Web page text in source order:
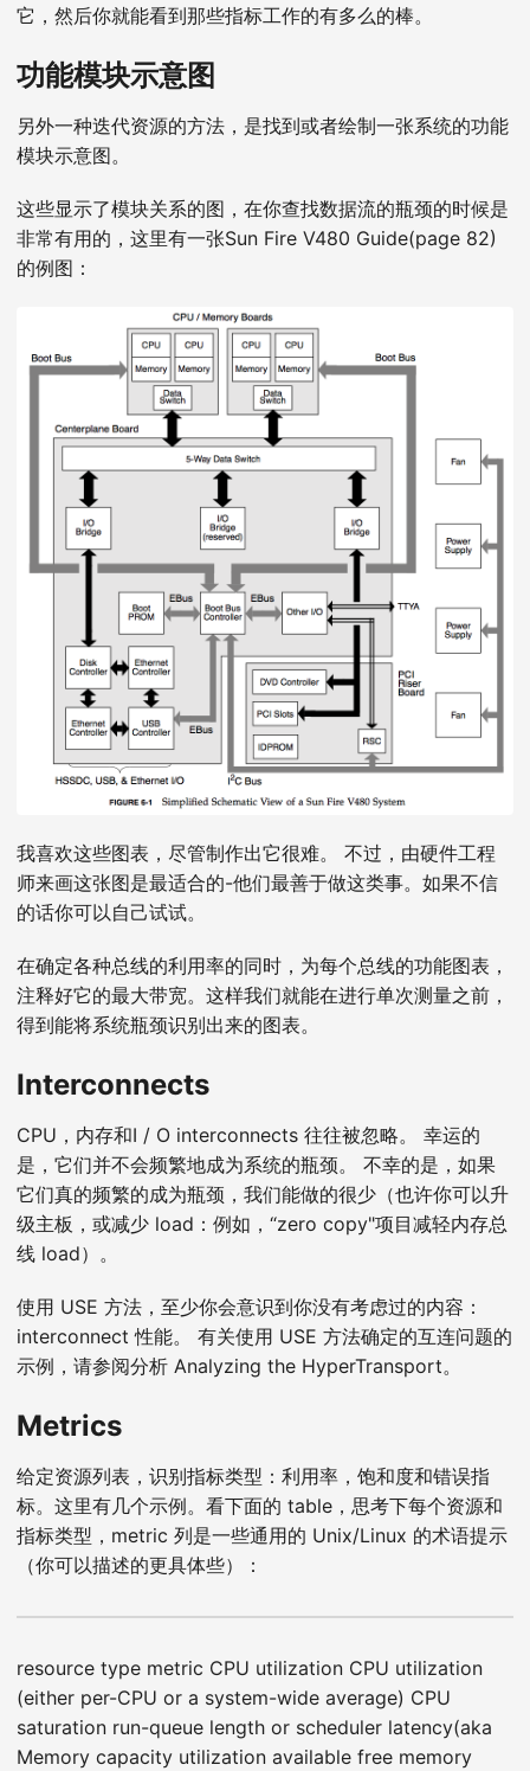
它，然后你就能看到那些指标工作的有多么的棒。
功能模块示意图
另外一种迭代资源的方法，是找到或者绘制一张系统的功能
模块示意图。
这些显示了模块关系的图，在你查找数据流的瓶颈的时候是
非常有用的，这里有一张Sun Fire V480 Guide(page 82)
的例图：
我喜欢这些图表，尽管制作出它很难。 不过，由硬件工程
师来画这张图是最适合的-他们最善于做这类事。如果不信
的话你可以自己试试。
在确定各种总线的利用率的同时，为每个总线的功能图表，
注释好它的最大带宽。这样我们就能在进行单次测量之前，
得到能将系统瓶颈识别出来的图表。
Interconnects
CPU，内存和I / O interconnects 往往被忽略。 幸运的
是，它们并不会频繁地成为系统的瓶颈。 不幸的是，如果
它们真的频繁的成为瓶颈，我们能做的很少（也许你可以升
级主板，或减少 load：例如，“zero copy"项目减轻内存总
线 load）。
使用 USE 方法，至少你会意识到你没有考虑过的内容：
interconnect 性能。 有关使用 USE 方法确定的互连问题的
示例，请参阅分析 Analyzing the HyperTransport。
Metrics
给定资源列表，识别指标类型：利用率，饱和度和错误指
标。这里有几个示例。看下面的 table，思考下每个资源和
指标类型，metric 列是一些通用的 Unix/Linux 的术语提示
（你可以描述的更具体些）：
resource type metric CPU utilization CPU utilization
(either per-CPU or a system-wide average) CPU
saturation run-queue length or scheduler latency(aka
Memory capacity utilization available free memory